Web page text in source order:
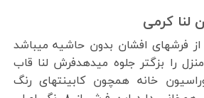
لنا کرمی
فرشهای افشان بدون حاشیه میباشد
را بزگتر جلوه میدهدفرش لنا قاب
خانه همچون کابینتهای رنگ